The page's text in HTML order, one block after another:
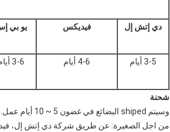
دي إتش إل فيديكس يو بي
3-5 أيام 4-6 أيام 3-6 أيام
شحنة
وسيتم shiped البضائع في غضون 5 ~ 10 أيام عمل.
من اجل الصغيرة: عن طريق شركة دي إتش إل،